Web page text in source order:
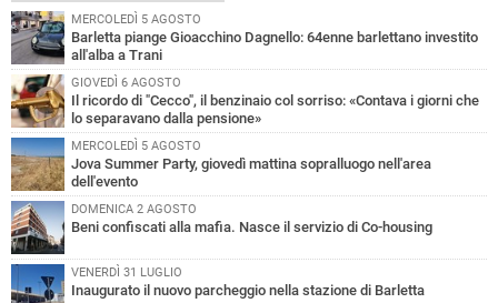
MERCOLEDÌ 5 AGOSTO
Barletta piange Gioacchino Dagnello: 64enne barlettano investito
all'alba a Trani
GIOVEDÌ 6 AGOSTO
Il ricordo di "Cecco", il benzinaio col sorriso: «Contava i giorni che
lo separavano dalla pensione»
MERCOLEDÌ 5 AGOSTO
Jova Summer Party, giovedì mattina sopralluogo nell'area
dell'evento
DOMENICA 2 AGOSTO
Beni confiscati alla mafia. Nasce il servizio di Co-housing
VENERDÌ 31 LUGLIO
Inaugurato il nuovo parcheggio nella stazione di Barletta